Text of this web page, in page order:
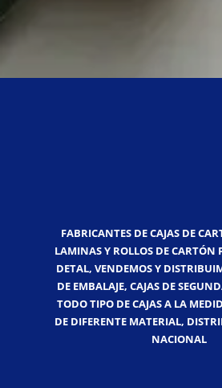
FABRICANTES DE CAJAS DE
LAMINAS Y ROLLOS DE CARTÓN
DETAL, VENDEMOS Y
DE EMBALAJE, CAJAS DE
TODO TIPO DE CAJAS A LA
DE DIFERENTE MATERIAL,
NACIONAL